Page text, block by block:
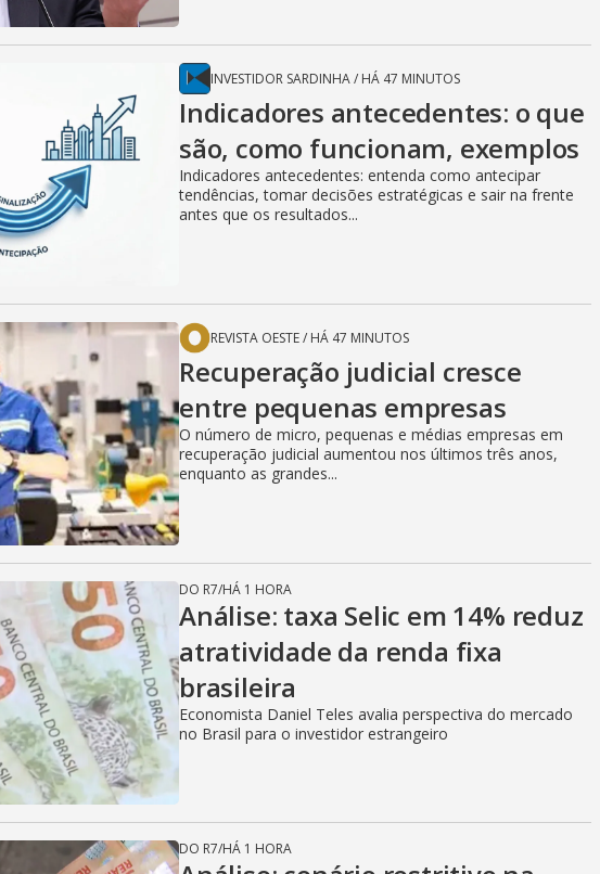
INVESTIDOR SARDINHA/ HÁ 47 MINUTOS
Indicadores antecedentes: o que
são, como funcionam, exemplos
Indicadores antecedentes: entenda como antecipar
tendências, tomar decisões estratégicas e sair na frente
antes que os resultados...
REVISTA OESTE/ HÁ 47 MINUTOS
Recuperação judicial cresce
entre pequenas empresas
O número de micro, pequenas e médias empresas em
recuperação judicial aumentou nos últimos três anos,
enquanto as grandes...
DO R7/HÁ 1 HORA
Análise: taxa Selic em 14% reduz
atratividade da renda fixa
brasileira
Economista Daniel Teles avalia perspectiva do mercado
no Brasil para o investidor estrangeiro
DO R7/HÁ 1 HORA